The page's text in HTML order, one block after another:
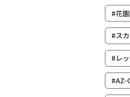
#花
#ス
#レ
#AZ-